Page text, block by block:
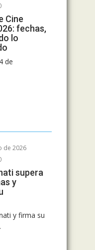
Cine
fechas,
lo
de
de 2026
supera
y
y firma su